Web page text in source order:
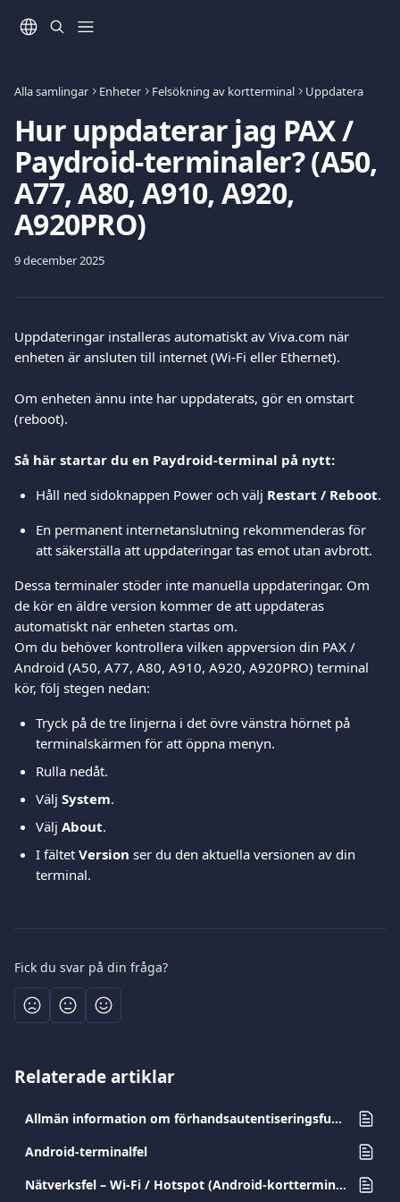
Alla samlingar Enheter Felsökning av kortterminal Uppdatera
Hur uppdaterar jag PAX /
Paydroid-terminaler? (A50,
A77, A80, A910, A920,
A920PRO)
9 december 2025
Uppdateringar installeras automatiskt av Viva.com när
enheten är ansluten till internet (Wi-Fi eller Ethernet).
Om enheten ännu inte har uppdaterats, gör en omstart
(reboot).
Så här startar du en Paydroid-terminal på nytt:
Håll ned sidoknappen Power och välj Restart / Reboot.
En permanent internetanslutning rekommenderas för
att säkerställa att uppdateringar tas emot utan avbrott.
Dessa terminaler stöder inte manuella uppdateringar. Om
de kör en äldre version kommer de att uppdateras
automatiskt när enheten startas om.
Om du behöver kontrollera vilken appversion din PAX /
Android (A50, A77, A80, A910, A920, A920PRO) terminal
kör, följ stegen nedan:
Tryck på de tre linjerna i det övre vänstra hörnet på
terminals­kärmen för att öppna menyn.
Rulla nedåt.
Välj System.
Välj About.
I fältet Version ser du den aktuella versionen av din
terminal.
Fick du svar på din fråga?
Relaterade artiklar
Allmän information om förhandsautentiseringsfunktionen
Android-terminalfel
Nätverksfel – Wi-Fi / Hotspot (Android-kortterminaler)